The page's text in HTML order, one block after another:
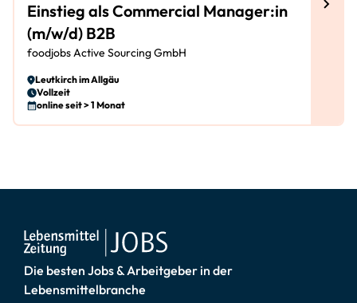
Einstieg als Commercial Manager:in
(m/w/d) B2B
foodjobs Active Sourcing GmbH
Leutkirch im Allgäu
Vollzeit
online seit > 1 Monat
Die besten Jobs & Arbeitgeber in der
Lebensmittelbranche